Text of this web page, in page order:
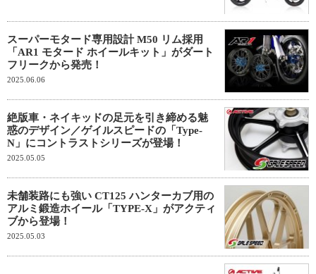
スーパーモタード専用設計 M50 リム採用
「AR1 モタード ホイールキット」がダート
フリークから発売！
2025.06.06
絶版車・ネイキッドの足元を引き締める魅
惑のデザイン／ゲイルスピードの「Type-
N」にコントラストシリーズが登場！
2025.05.05
未舗装路にも強い CT125 ハンターカブ用の
アルミ鍛造ホイール「TYPE-X」がアクティ
ブから登場！
2025.05.03